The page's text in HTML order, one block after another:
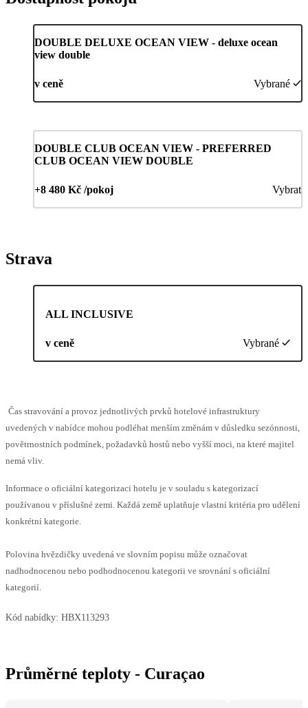
DOUBLE DELUXE OCEAN VIEW - deluxe ocean
view double
v ceně Vybrané
DOUBLE CLUB OCEAN VIEW - PREFERRED
CLUB OCEAN VIEW DOUBLE
+8 480 Kč /pokoj Vybrat
Strava
ALL INCLUSIVE
v ceně Vybrané
Čas stravování a provoz jednotlivých prvků hotelové infrastruktury
uvedených v nabídce mohou podléhat menším změnám v důsledku sezónnosti,
povětrnostních podmínek, požadavků hostů nebo vyšší moci, na které majitel
nemá vliv.
Informace o oficiální kategorizaci hotelu je v souladu s kategorizací
používanou v příslušné zemi. Každá země uplatňuje vlastní kritéria pro udělení
konkrétní kategorie.
Polovina hvězdičky uvedená ve slovním popisu může označovat
nadhodnocenou nebo podhodnocenou kategorii ve srovnání s oficiální
kategorií.
Kód nabídky: HBX113293
Průměrné teploty - Curaçao